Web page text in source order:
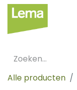
Alle producten